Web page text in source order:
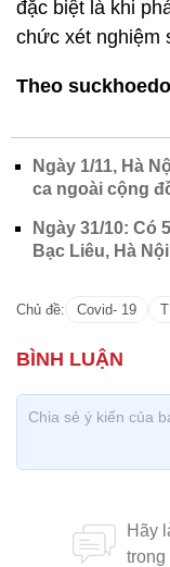
đặc biệt là khi
chức xét nghiệm
Theo
Ngày 1/11, Hà
ca ngoài cộng
Ngày 31/10: Có
Bạc Liêu, Hà
Chủ đề: Covid- 19